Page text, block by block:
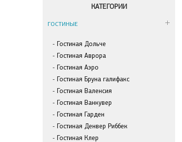
КАТЕГОРИИ
ГОСТИНЫЕ
Гостиная Дольче
Гостиная Аврора
Гостиная Аэро
Гостиная Бруна галифакс
Гостиная Валенсия
Гостиная Ванкувер
Гостиная Гарден
Гостиная Денвер Риббек
Гостиная Клер